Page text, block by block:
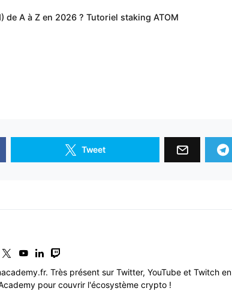
de A à Z en 2026 ? Tutoriel staking ATOM
Tweet
Très présent sur Twitter, YouTube et Twitch en
pour couvrir l'écosystème crypto !